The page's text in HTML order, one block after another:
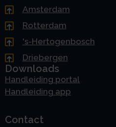
Amsterdam
Rotterdam
's-Hertogenbosch
Driebergen
Downloads
Handleiding portal
Handleiding app
Contact